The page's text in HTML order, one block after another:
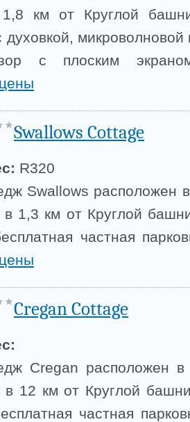
км от Круглой
духовкой,
с плоским
Swallows Cottage
R320
Swallows расположен
1,3 км от Круглой
частная
Cregan Cottage
Cregan расположен
в 12 км от Круглой
частная